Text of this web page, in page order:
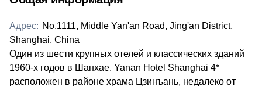
Адрес: No.1111, Middle Yan'an Road, Jing'an District,
Shanghai, China
Один из шести крупных отелей и классических зданий
1960-х годов в Шанхае. Yanan Hotel Shanghai 4*
расположен в районе храма Цзинъань, недалеко от